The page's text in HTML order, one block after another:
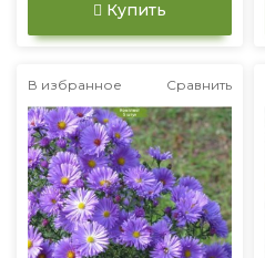
Купить
В избранное Сравнить